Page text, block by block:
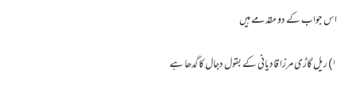
اس جواب کے دو مقدمے ہیں
۱) ریل گاڑی مرزا قادیانی کے بقول دجال کا گدھا ہے